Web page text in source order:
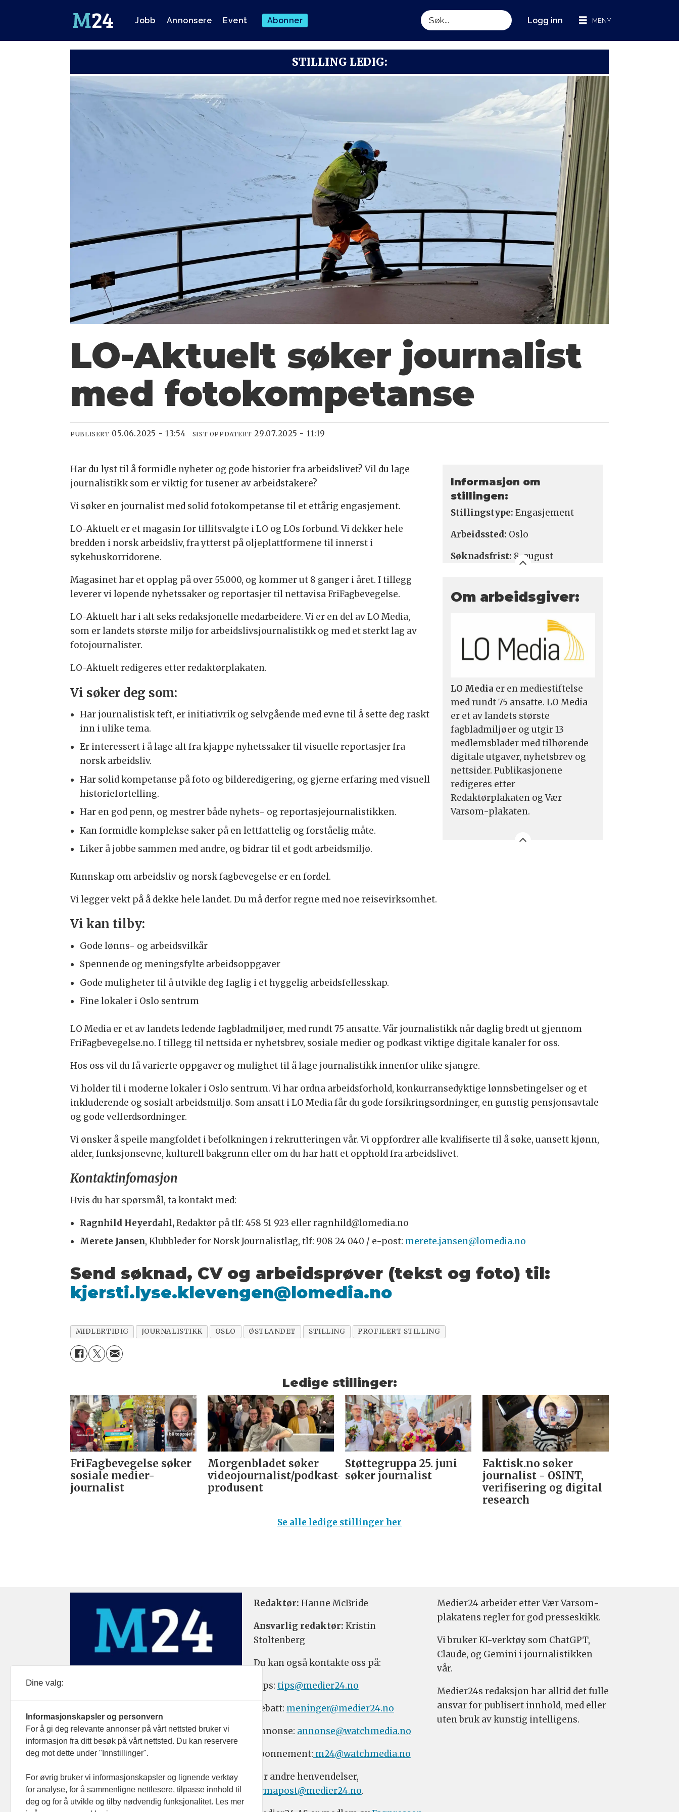
Jobb Annonsere Event Abonner
Søk
Logg inn
STILLING LEDIG:
LO-Aktuelt søker journalist
med fotokompetanse
PUBLISERT 05.06.2025 - 13:54 SIST OPPDATERT 29.07.2025 - 11:19
Informasjon om
stillingen:
Stillingstype: Engasjement
Arbeidssted: Oslo
Søknadsfrist: 8. august
Om arbeidsgiver:
LO Media er en mediestiftelse
med rundt 75 ansatte. LO Media
er et av landets største
fagbladmiljøer og utgir 13
medlemsblader med tilhørende
digitale utgaver, nyhetsbrev og
nettsider. Publikasjonene
redigeres etter
Redaktørplakaten og Vær
Varsom-plakaten.
Har du lyst til å formidle nyheter og gode historier fra arbeidslivet? Vil du lage
journalistikk som er viktig for tusener av arbeidstakere?
Vi søker en journalist med solid fotokompetanse til et ettårig engasjement.
LO-Aktuelt er et magasin for tillitsvalgte i LO og LOs forbund. Vi dekker hele
bredden i norsk arbeidsliv, fra ytterst på oljeplattformene til innerst i
sykehuskorridorene.
Magasinet har et opplag på over 55.000, og kommer ut 8 ganger i året. I tillegg
leverer vi løpende nyhetssaker og reportasjer til nettavisa FriFagbevegelse.
LO-Aktuelt har i alt seks redaksjonelle medarbeidere. Vi er en del av LO Media,
som er landets største miljø for arbeidslivsjournalistikk og med et sterkt lag av
fotojournalister.
LO-Aktuelt redigeres etter redaktørplakaten.
Vi søker deg som:
Har journalistisk teft, er initiativrik og selvgående med evne til å sette deg raskt
inn i ulike tema.
Er interessert i å lage alt fra kjappe nyhetssaker til visuelle reportasjer fra
norsk arbeidsliv.
Har solid kompetanse på foto og bilderedigering, og gjerne erfaring med visuell
historiefortelling.
Har en god penn, og mestrer både nyhets- og reportasjejournalistikken.
Kan formidle komplekse saker på en lettfattelig og forståelig måte.
Liker å jobbe sammen med andre, og bidrar til et godt arbeidsmiljø.
Kunnskap om arbeidsliv og norsk fagbevegelse er en fordel.
Vi legger vekt på å dekke hele landet. Du må derfor regne med noe reisevirksomhet.
Vi kan tilby:
Gode lønns- og arbeidsvilkår
Spennende og meningsfylte arbeidsoppgaver
Gode muligheter til å utvikle deg faglig i et hyggelig arbeidsfellesskap.
Fine lokaler i Oslo sentrum
LO Media er et av landets ledende fagbladmiljøer, med rundt 75 ansatte. Vår journalistikk når daglig bredt ut gjennom
FriFagbevegelse.no. I tillegg til nettsida er nyhetsbrev, sosiale medier og podkast viktige digitale kanaler for oss.
Hos oss vil du få varierte oppgaver og mulighet til å lage journalistikk innenfor ulike sjangre.
Vi holder til i moderne lokaler i Oslo sentrum. Vi har ordna arbeidsforhold, konkurransedyktige lønnsbetingelser og et
inkluderende og sosialt arbeidsmiljø. Som ansatt i LO Media får du gode forsikringsordninger, en gunstig pensjonsavtale
og gode velferdsordninger.
Vi ønsker å speile mangfoldet i befolkningen i rekrutteringen vår. Vi oppfordrer alle kvalifiserte til å søke, uansett kjønn,
alder, funksjonsevne, kulturell bakgrunn eller om du har hatt et opphold fra arbeidslivet.
Kontaktinfomasjon
Hvis du har spørsmål, ta kontakt med:
Ragnhild Heyerdahl,Redaktør på tlf: 458 51 923 eller ragnhild@lomedia.no
Merete Jansen, Klubbleder for Norsk Journalistlag, tlf: 908 24 040 / e-post: merete.jansen@lomedia.no
Send søknad, CV og arbeidsprøver (tekst og foto) til:
kjersti.lyse.klevengen@lomedia.no
MIDLERTIDIG JOURNALISTIKK OSLO ØSTLANDET STILLING PROFILERT STILLING
Ledige stillinger:
FriFagbevegelse søker
sosiale medier-
journalist
Morgenbladet søker
videojournalist/podkast-
produsent
Støttegruppa 25. juni
søker journalist
Faktisk.no søker
journalist - OSINT,
verifisering og digital
research­
Se alle ledige stillinger her
Redaktør: Hanne McBride
Ansvarlig redaktør: Kristin
Stoltenberg
Du kan også kontakte oss på:
Tips: tips@medier24.no
Debatt: meninger@medier24.no
Annonse: annonse@watchmedia.no
Abonnement: m24@watchmedia.no
For andre henvendelser,
firmapost@medier24.no.
Medier24 arbeider etter Vær Varsom-
plakatens regler for god presseskikk.
Vi bruker KI-verktøy som ChatGPT,
Claude, og Gemini i journalistikken
vår.
Medier24s redaksjon har alltid det fulle
ansvar for publisert innhold, med eller
uten bruk av kunstig intelligens.
Dine valg:
Informasjonskapsler og personvern
For å gi deg relevante annonser på vårt nettsted bruker vi
informasjon fra ditt besøk på vårt nettsted. Du kan reservere
deg mot dette under "Innstillinger".
For øvrig bruker vi informasjonskapsler og lignende verktøy
for analyse, for å sammenligne nettlesere, tilpasse innhold til
deg og for å utvikle og tilby nødvendig funksjonalitet. Les mer